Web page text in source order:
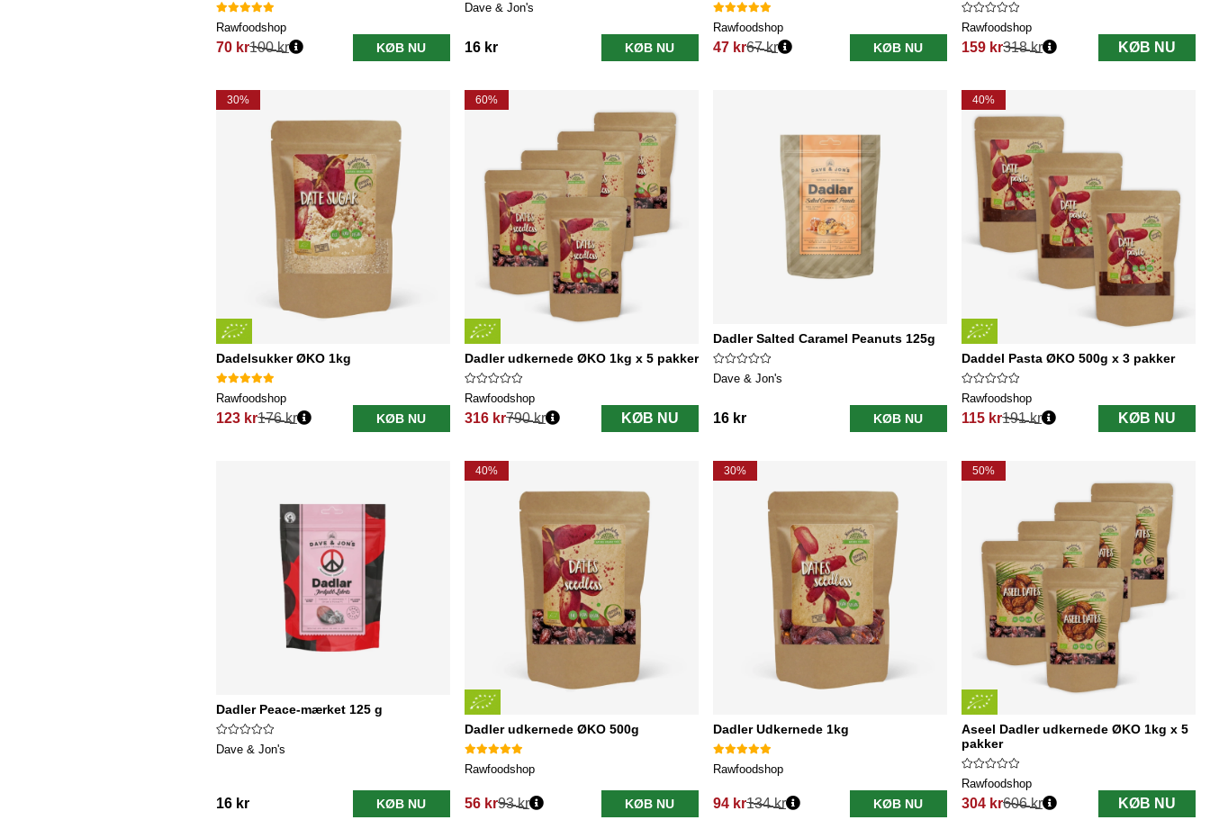
Rawfoodshop
70 kr
Normalpris:
100 kr KØB NU
Dave & Jon's
16 kr KØB NU
Rawfoodshop
47 kr
Normalpris:
67 kr KØB NU
Rawfoodshop
159 kr
Normalpris:
318 kr KØB NU
30%
Dadelsukker ØKO 1kg
Rawfoodshop
123 kr
Normalpris:
176 kr KØB NU
60%
Dadler udkernede ØKO 1kg x 5 pakker
Rawfoodshop
316 kr
Normalpris:
790 kr KØB NU
Dadler Salted Caramel Peanuts 125g
Dave & Jon's
16 kr KØB NU
40%
Daddel Pasta ØKO 500g x 3 pakker
Rawfoodshop
115 kr
Normalpris:
191 kr KØB NU
Dadler Peace-mærket 125 g
Dave & Jon's
16 kr KØB NU
40%
Dadler udkernede ØKO 500g
Rawfoodshop
56 kr
Normalpris:
93 kr KØB NU
30%
Dadler Udkernede 1kg
Rawfoodshop
94 kr
Normalpris:
134 kr KØB NU
50%
Aseel Dadler udkernede ØKO 1kg x 5
pakker
Rawfoodshop
304 kr
Normalpris:
606 kr KØB NU